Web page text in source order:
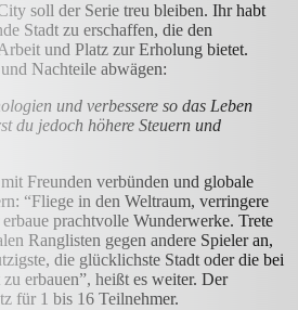
soll der Serie treu bleiben. Ihr habt
Stadt zu erschaffen, die den
und Platz zur Erholung bietet.
Nachteile abwägen:
und verbessere so das Leben
du jedoch höhere Steuern und
Freunden verbünden und globale
“Fliege in den Weltraum, verringere
erbaue prachtvolle Wunderwerke. Trete
Ranglisten gegen andere Spieler an,
die glücklichste Stadt oder die bei
zu erbauen”, heißt es weiter. Der
für 1 bis 16 Teilnehmer.